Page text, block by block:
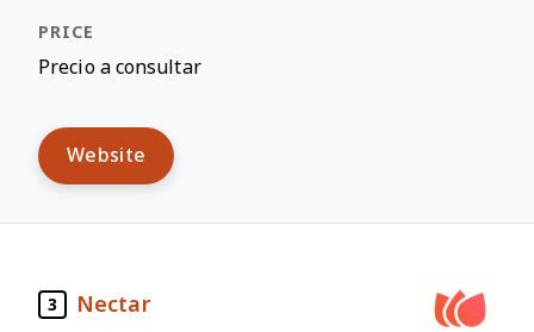
Precio a consultar
Website
3 Nectar